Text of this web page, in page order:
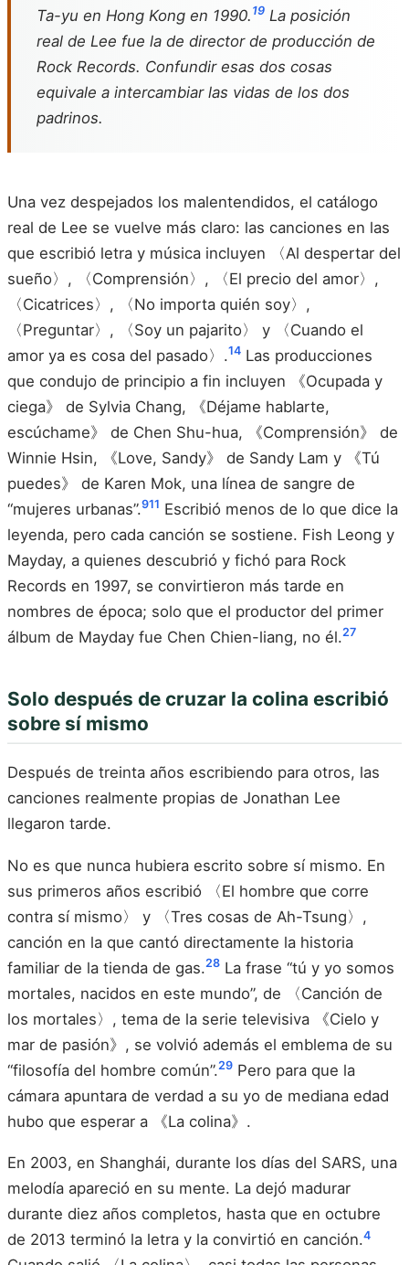
Ta-yu en Hong Kong en 1990. 19 La posición
real de Lee fue la de director de producción de
Rock Records. Confundir esas dos cosas
equivale a intercambiar las vidas de los dos
padrinos.
Una vez despejados los malentendidos, el catálogo
real de Lee se vuelve más claro: las canciones en las
que escribió letra y música incluyen 〈Al despertar del
sueño〉, 〈Comprensión〉, 〈El precio del amor〉,
〈Cicatrices〉, 〈No importa quién soy〉,
〈Preguntar〉, 〈Soy un pajarito〉 y 〈Cuando el
amor ya es cosa del pasado〉.14 Las producciones
que condujo de principio a fin incluyen 《Ocupada y
ciega》 de Sylvia Chang, 《Déjame hablarte,
escúchame》 de Chen Shu-hua, 《Comprensión》 de
Winnie Hsin, 《Love, Sandy》 de Sandy Lam y 《Tú
puedes》 de Karen Mok, una línea de sangre de
“mujeres urbanas”.911 Escribió menos de lo que dice la
leyenda, pero cada canción se sostiene. Fish Leong y
Mayday, a quienes descubrió y fichó para Rock
Records en 1997, se convirtieron más tarde en
nombres de época; solo que el productor del primer
álbum de Mayday fue Chen Chien-liang, no él.27
Solo después de cruzar la colina escribió
sobre sí mismo
Después de treinta años escribiendo para otros, las
canciones realmente propias de Jonathan Lee
llegaron tarde.
No es que nunca hubiera escrito sobre sí mismo. En
sus primeros años escribió 〈El hombre que corre
contra sí mismo〉 y 〈Tres cosas de Ah-Tsung〉,
canción en la que cantó directamente la historia
familiar de la tienda de gas.28 La frase “tú y yo somos
mortales, nacidos en este mundo”, de 〈Canción de
los mortales〉, tema de la serie televisiva 《Cielo y
mar de pasión》, se volvió además el emblema de su
“filosofía del hombre común”.29 Pero para que la
cámara apuntara de verdad a su yo de mediana edad
hubo que esperar a 《La colina》.
En 2003, en Shanghái, durante los días del SARS, una
melodía apareció en su mente. La dejó madurar
durante diez años completos, hasta que en octubre
de 2013 terminó la letra y la convirtió en canción.4